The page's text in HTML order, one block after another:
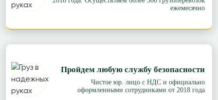
ежемесячно
Пройдем любую службу безопасности
Чистое юр. лицо с НДС и официально
оформленными сотрудниками от 2018 года